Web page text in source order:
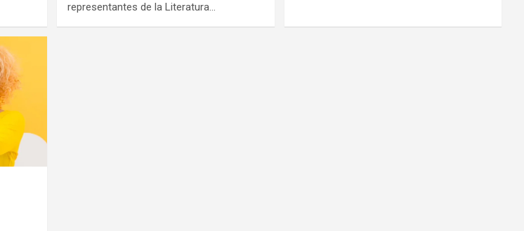
representantes de la Literatura…